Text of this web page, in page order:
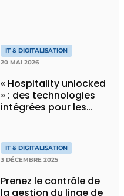
IT & DIGITALISATION
20 MAI 2026
« Hospitality unlocked
» : des technologies
intégrées pour les
IT & DIGITALISATION
3 DÉCEMBRE 2025
Prenez le contrôle de
la gestion du linge de